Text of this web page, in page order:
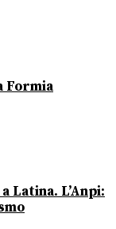
Formia
Latina. L’Anpi: